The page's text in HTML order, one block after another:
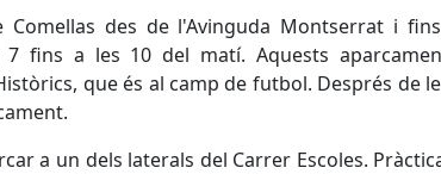
Comellas des de l'Avinguda Montserrat i
7 fins a les 10 del matí. Aquests
que és al camp de futbol. Després de
a un dels laterals del Carrer Escoles.